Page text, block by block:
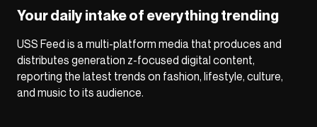
Your daily intake of everything trending
USS Feed is a multi-platform media that produces and
distributes generation z-focused digital content,
reporting the latest trends on fashion, lifestyle, culture,
and music to its audience.